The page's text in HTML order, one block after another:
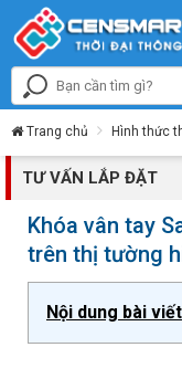
Trang chủ Hình thức
TƯ VẤN LẮP ĐẶT
Khóa vân tay
trên thị tường
Nội dung bài viết